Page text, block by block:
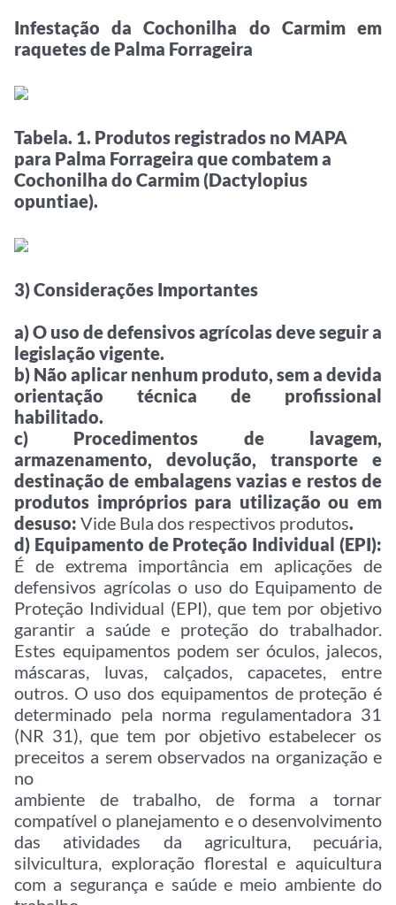
Infestação da Cochonilha do Carmim em
raquetes de Palma Forrageira
Tabela. 1. Produtos registrados no MAPA
para Palma Forrageira que combatem a
Cochonilha do Carmim (Dactylopius
opuntiae).
3) Considerações Importantes
a) O uso de defensivos agrícolas deve seguir a
legislação vigente.
b) Não aplicar nenhum produto, sem a devida
orientação técnica de profissional
habilitado.
c) Procedimentos de lavagem,
armazenamento, devolução, transporte e
destinação de embalagens vazias e restos de
produtos impróprios para utilização ou em
desuso: Vide Bula dos respectivos produtos.
d) Equipamento de Proteção Individual (EPI):
É de extrema importância em aplicações de
defensivos agrícolas o uso do Equipamento de
Proteção Individual (EPI), que tem por objetivo
garantir a saúde e proteção do trabalhador.
Estes equipamentos podem ser óculos, jalecos,
máscaras, luvas, calçados, capacetes, entre
outros. O uso dos equipamentos de proteção é
determinado pela norma regulamentadora 31
(NR 31), que tem por objetivo estabelecer os
preceitos a serem observados na organização e
no
ambiente de trabalho, de forma a tornar
compatível o planejamento e o desenvolvimento
das atividades da agricultura, pecuária,
silvicultura, exploração florestal e aquicultura
com a segurança e saúde e meio ambiente do